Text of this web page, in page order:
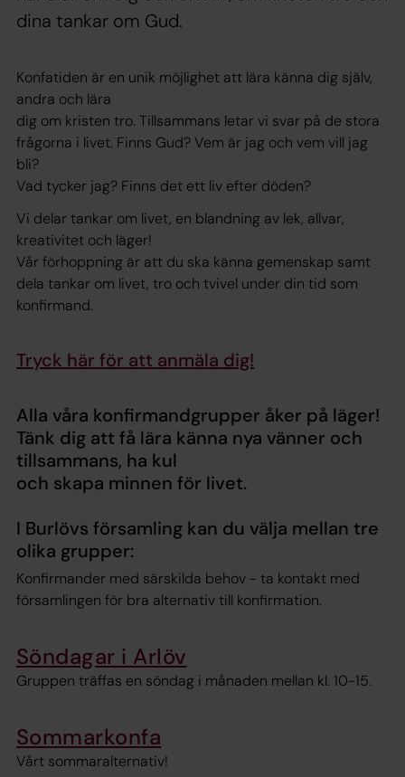
dina tankar om Gud.
Konfatiden är en unik möjlighet att lära känna dig själv,
andra och lära
dig om kristen tro. Tillsammans letar vi svar på de stora
frågorna i livet. Finns Gud? Vem är jag och vem vill jag
bli?
Vad tycker jag? Finns det ett liv efter döden?
Vi delar tankar om livet, en blandning av lek, allvar,
kreativitet och läger!
Vår förhoppning är att du ska känna gemenskap samt
dela tankar om livet, tro och tvivel under din tid som
konfirmand.
Tryck här för att anmäla dig!
Alla våra konfirmandgrupper åker på läger!
Tänk dig att få lära känna nya vänner och
tillsammans, ha kul
och skapa minnen för livet.
I Burlövs församling kan du välja mellan tre
olika grupper:
Konfirmander med särskilda behov - ta kontakt med
församlingen för bra alternativ till konfirmation.
Söndagar i Arlöv
Gruppen träffas en söndag i månaden mellan kl. 10-15.
Sommarkonfa
Vårt sommaralternativ!